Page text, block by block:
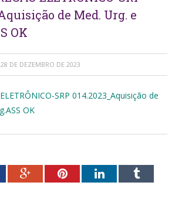
de Med. Urg. e
OK
28 DE DEZEMBRO DE 2023
SRP 014.2023_Aquisição de
OK
Google+PinterestLinkedInTumblr